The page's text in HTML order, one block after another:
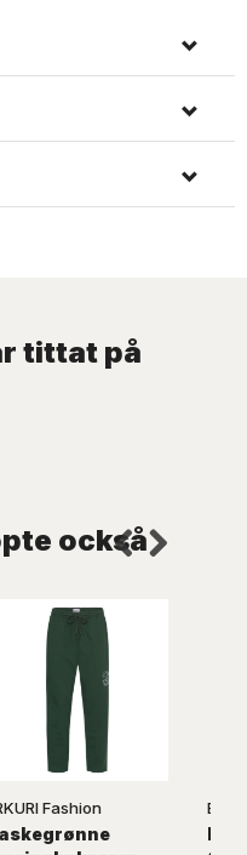
tittat på
också
Fashion Ed
Ed